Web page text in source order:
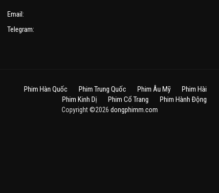
Email:
Telegram:
Phim Hàn Quốc Phim Trung Quốc Phim Âu Mỹ
Phim Hài
Phim Kinh Dị
Phim Cổ Trang Phim Hành Động
Copyright ©2026 dongphimm.com